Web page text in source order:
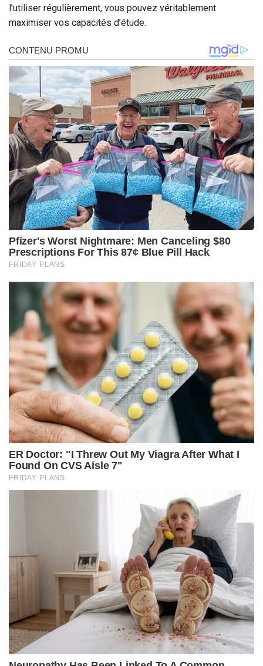
l’utiliser régulièrement, vous pouvez véritablement
maximiser vos capacités d’étude.